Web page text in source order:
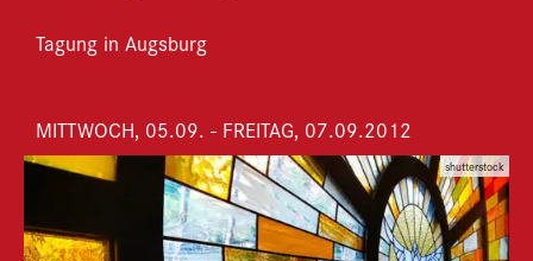
Tagung in Augsburg
MITTWOCH, 05.09. - FREITAG, 07.09.2012
shutterstock